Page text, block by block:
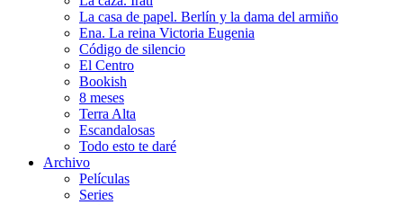
La casa de papel. Berlín y la dama del armiño
Ena. La reina Victoria Eugenia
Código de silencio
El Centro
Bookish
8 meses
Terra Alta
Escandalosas
Todo esto te daré
Archivo
Películas
Series